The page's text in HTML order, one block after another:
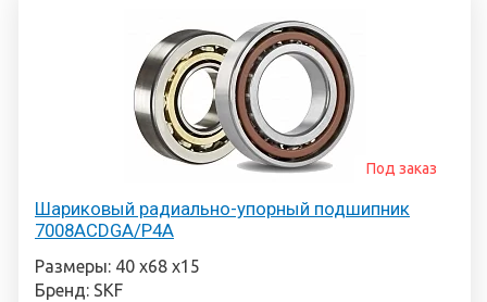
Шариковый радиально-упорный подшипник
7008ACDGA/P4A
Под заказ
Размеры: 40 х68 х15
Бренд: SKF